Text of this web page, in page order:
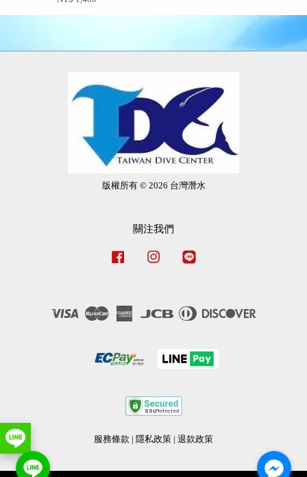
版權所有 © 2026 台灣潛水
關注我們
Facebook Instagram
Visa Master
American
JCB
Diners
服務條款 | 隱私政策 | 退款政策